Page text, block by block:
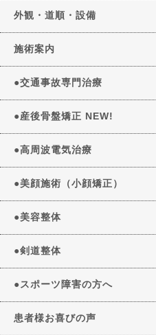
外観・道順・設備
施術案内
●交通事故専門治療
●産後骨盤矯正 NEW!
●高周波電気治療
●美顔施術（小顔矯正）
●美容整体
●剣道整体
●スポーツ障害の方へ
患者様お喜びの声